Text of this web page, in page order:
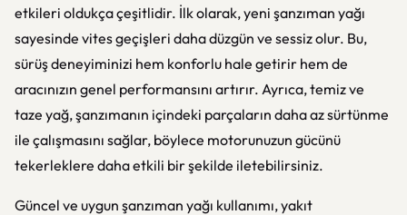
etkileri oldukça çeşitlidir. İlk olarak, yeni şanzıman yağı
sayesinde vites geçişleri daha düzgün ve sessiz olur. Bu,
sürüş deneyiminizi hem konforlu hale getirir hem de
aracınızın genel performansını artırır. Ayrıca, temiz ve
taze yağ, şanzımanın içindeki parçaların daha az sürtünme
ile çalışmasını sağlar, böylece motorunuzun gücünü
tekerleklere daha etkili bir şekilde iletebilirsiniz.
Güncel ve uygun şanzıman yağı kullanımı, yakıt